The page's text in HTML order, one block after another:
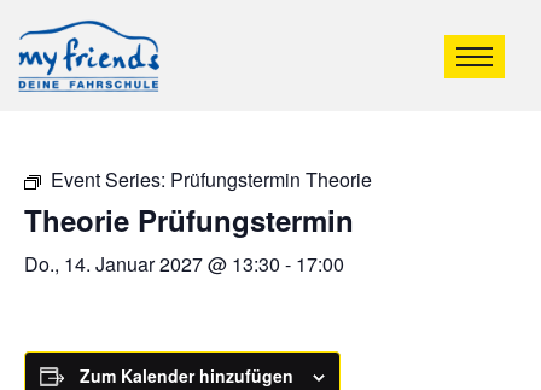
Event Series: Prüfungstermin Theorie
Theorie Prüfungstermin
Do., 14. Januar 2027 @ 13:30 - 17:00
Zum Kalender hinzufügen